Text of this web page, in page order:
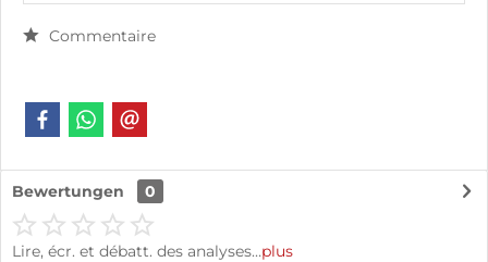
Commentaire
Bewertungen 0
Lire, écr. et débatt. des analyses…plus